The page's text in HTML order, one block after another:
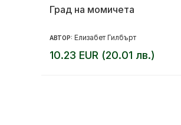
Град на момичета
АВТОР: Елизабет Гилбърт
10.23 EUR (20.01 лв.)